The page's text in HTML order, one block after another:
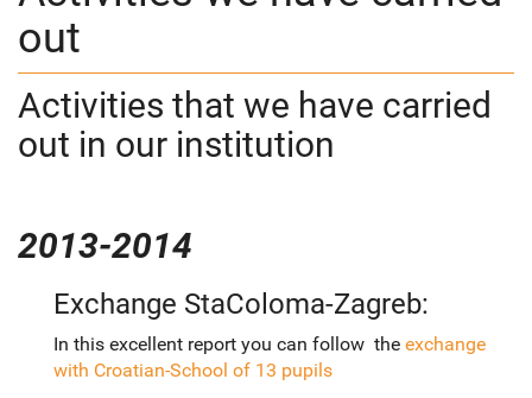
out
Activities that we have carried
out in our institution
2013-2014
Exchange StaColoma-Zagreb:
In this excellent report you can follow the exchange
with Croatian-School of 13 pupils